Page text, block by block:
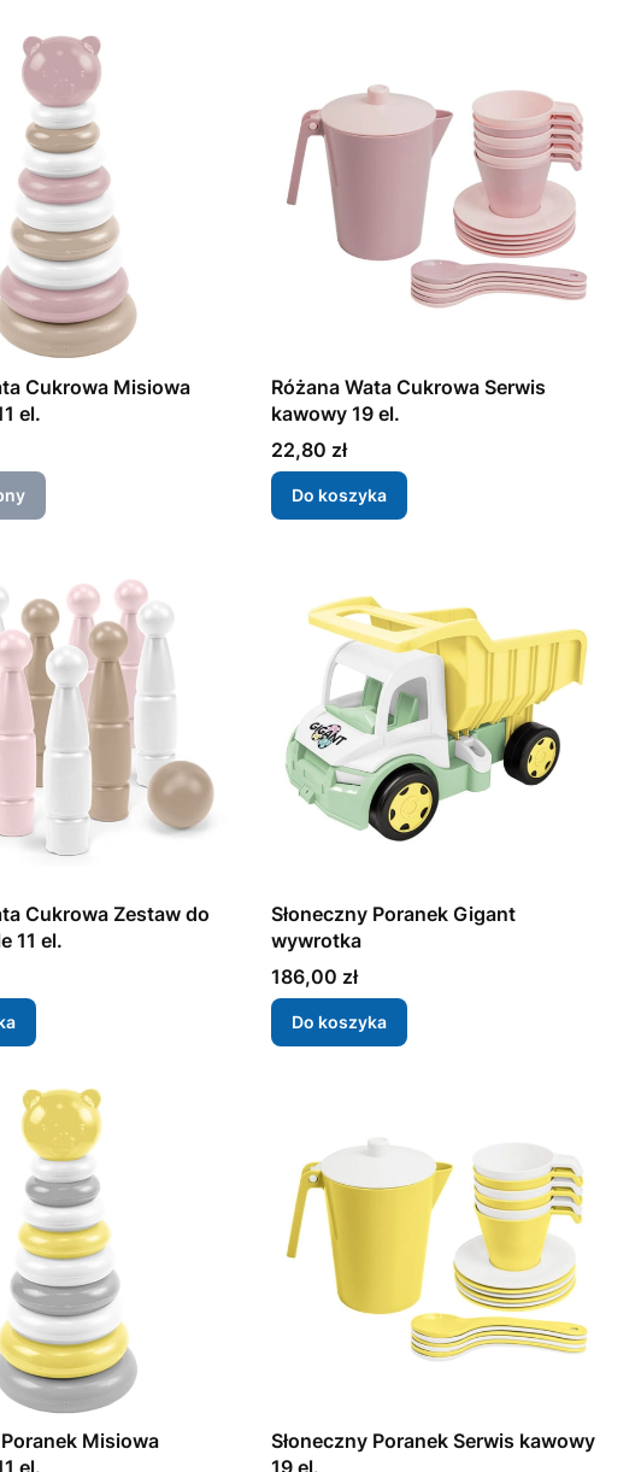
Cukrowa Misiowa
el.
Różana Wata Cukrowa Serwis
kawowy 19 el.
Cena
22,80 zł
Do koszyka
Cukrowa Zestaw do
11 el.
Słoneczny Poranek Gigant
wywrotka
Cena
186,00 zł
Do koszyka
Misiowa
Słoneczny Poranek Serwis kawowy